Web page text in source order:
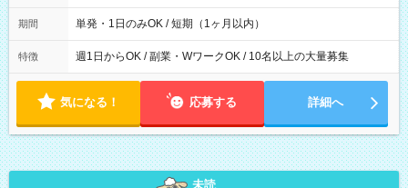
間は 試験により異なります。
期間 単発・1日のみOK / 短期（1ヶ月以内）
特徴 週1日からOK / 副業・WワークOK / 10名以上の大量募集
気になる！ 応募する 詳細へ
未読